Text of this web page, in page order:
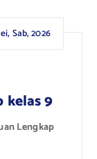
Sab, 2026
kelas 9
Lengkap